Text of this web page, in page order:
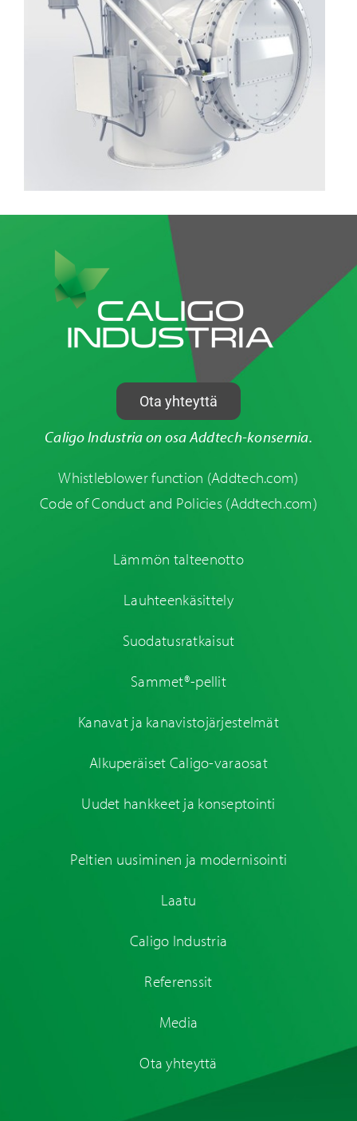
Ota yhteyttä
Caligo Industria on osa Addtech-konsernia.
Whistleblower function (Addtech.com)
Code of Conduct and Policies (Addtech.com)
Lämmön talteenotto
Lauhteenkäsittely
Suodatusratkaisut
Sammet®-pellit
Kanavat ja kanavistojärjestelmät
Alkuperäiset Caligo-varaosat
Uudet hankkeet ja konseptointi
Peltien uusiminen ja modernisointi
Laatu
Caligo Industria
Referenssit
Media
Ota yhteyttä